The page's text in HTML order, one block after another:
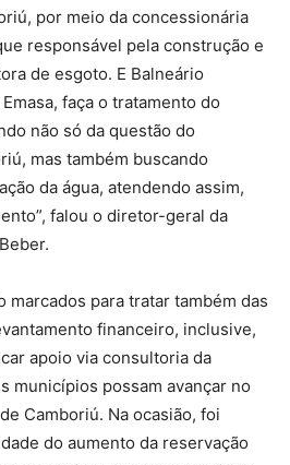
por meio da concessionária
responsável pela construção e
de esgoto. E Balneário
faça o tratamento do
não só da questão do
mas também buscando
da água, atendendo assim,
falou o diretor-geral da
marcados para tratar também das
financeiro, inclusive,
apoio via consultoria da
municípios possam avançar no
Camboriú. Na ocasião, foi
do aumento da reservação